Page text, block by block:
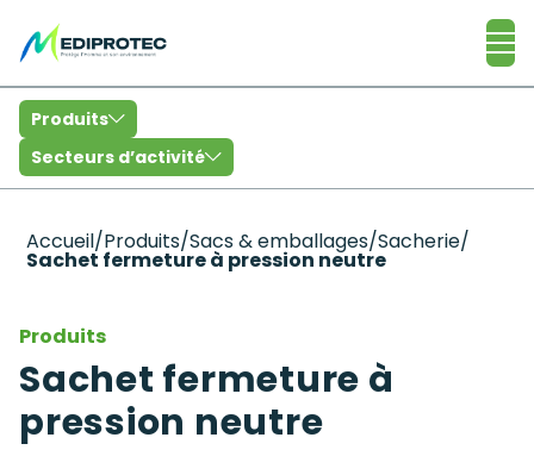
Secteurs d’activité
Produits
Accueil/Produits/Sacs & emballages/Sacherie/
Sachet fermeture à pression neutre
Produits
Sachet fermeture à
pression neutre